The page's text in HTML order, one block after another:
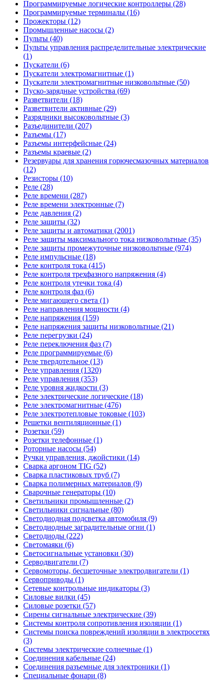
Программируемые логические контроллеры (28)
Программируемые терминалы (16)
Прожекторы (12)
Промышленные насосы (2)
Пульты (40)
Пульты управления распределительные электрические
(1)
Пускатели (6)
Пускатели электромагнитные (1)
Пускатели электромагнитные низковольтные (50)
Пуско-зарядные устройства (69)
Разветвители (18)
Разветвители активные (29)
Разрядники высоковольтные (3)
Разъединители (207)
Разъемы (17)
Разъемы интерфейсные (24)
Разъемы краевые (2)
Резервуары для хранения горючесмазочных материалов
(12)
Резисторы (10)
Реле (28)
Реле времени (287)
Реле времени электронные (7)
Реле давления (2)
Реле защиты (32)
Реле защиты и автоматики (2001)
Реле защиты максимального тока низковольтные (35)
Реле защиты промежуточные низковольтные (974)
Реле импульсные (18)
Реле контроля тока (415)
Реле контроля трехфазного напряжения (4)
Реле контроля утечки тока (4)
Реле контроля фаз (6)
Реле мигающего света (1)
Реле направления мощности (4)
Реле напряжения (159)
Реле напряжения защиты низковольтные (21)
Реле перегрузки (24)
Реле переключения фаз (7)
Реле программируемые (6)
Реле твердотельное (13)
Реле управления (1320)
Реле управления (353)
Реле уровня жидкости (3)
Реле электрические логические (18)
Реле электромагнитные (476)
Реле электротепловые токовые (103)
Решетки вентиляционные (1)
Розетки (59)
Розетки телефонные (1)
Роторные насосы (54)
Ручки управления, джойстики (14)
Сварка аргоном TIG (52)
Сварка пластиковых труб (7)
Сварка полимерных материалов (9)
Сварочные генераторы (10)
Светильники промышленные (2)
Светильники сигнальные (80)
Светодиодная подсветка автомобиля (9)
Светодиодные заградительные огни (1)
Светодиоды (222)
Светомаяки (6)
Светосигнальные установки (30)
Серводвигатели (7)
Сервомоторы, бесщеточные электродвигатели (1)
Сервоприводы (1)
Сетевые контрольные индикаторы (3)
Силовые вилки (45)
Силовые розетки (57)
Сирены сигнальные электрические (39)
Системы контроля сопротивления изоляции (1)
Системы поиска повреждений изоляции в электросетях
(3)
Системы электрические солнечные (1)
Соединения кабельные (24)
Соединения разъемные для электроники (1)
Специальные фонари (8)